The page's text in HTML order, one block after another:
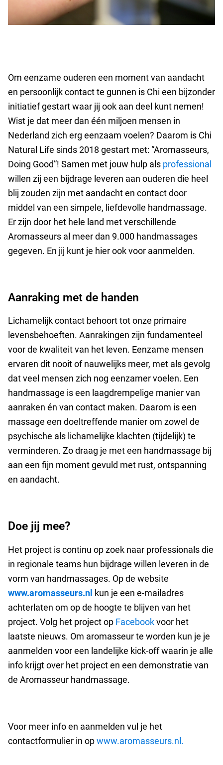
Om eenzame ouderen een moment van aandacht
en persoonlijk contact te gunnen is Chi een bijzonder
initiatief gestart waar jij ook aan deel kunt nemen!
Wist je dat meer dan één miljoen mensen in
Nederland zich erg eenzaam voelen? Daarom is Chi
Natural Life sinds 2018 gestart met: “Aromasseurs,
Doing Good”! Samen met jouw hulp als professional
willen zij een bijdrage leveren aan ouderen die heel
blij zouden zijn met aandacht en contact door
middel van een simpele, liefdevolle handmassage.
Er zijn door het hele land met verschillende
Aromasseurs al meer dan 9.000 handmassages
gegeven. En jij kunt je hier ook voor aanmelden.
Aanraking met de handen
Lichamelijk contact behoort tot onze primaire
levensbehoeften. Aanrakingen zijn fundamenteel
voor de kwaliteit van het leven. Eenzame mensen
ervaren dit nooit of nauwelijks meer, met als gevolg
dat veel mensen zich nog eenzamer voelen. Een
handmassage is een laagdrempelige manier van
aanraken én van contact maken. Daarom is een
massage een doeltreffende manier om zowel de
psychische als lichamelijke klachten (tijdelijk) te
verminderen. Zo draag je met een handmassage bij
aan een fijn moment gevuld met rust, ontspanning
en aandacht.
Doe jij mee?
Het project is continu op zoek naar professionals die
in regionale teams hun bijdrage willen leveren in de
vorm van handmassages. Op de website
www.aromasseurs.nl kun je een e-mailadres
achterlaten om op de hoogte te blijven van het
project. Volg het project op Facebookvoor het
laatste nieuws. Om aromasseur te worden kun je je
aanmelden voor een landelijke kick-off waarin je alle
info krijgt over het project en een demonstratie van
de Aromasseur handmassage.
Voor meer info en aanmelden vul je het
contactformulier in opwww.aromasseurs.nl.